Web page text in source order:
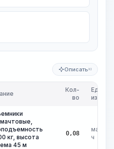
Описать KI
Кол-
во
Ед.
изм.
кг, высота
45 м
0,08
маш.-
ч